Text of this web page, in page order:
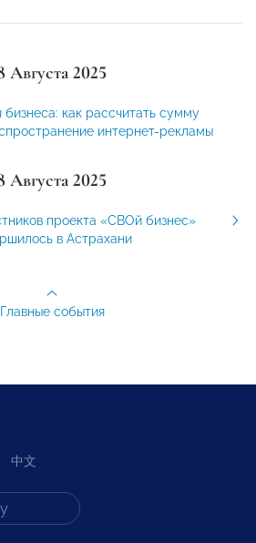
Августа 2025
как рассчитать сумму
интернет-рекламы
Августа 2025
проекта «СВОй бизнес»
в Астрахани
Главные события
中文